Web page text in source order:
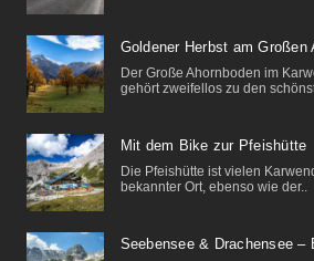
Goldener Herbst am Großen
Der Große Ahornboden im
gehört zweifellos zu den
Mit dem Bike zur Pfeishütte
Die Pfeishütte ist vielen
bekannter Ort, ebenso wie der..
Seebensee & Drachensee –